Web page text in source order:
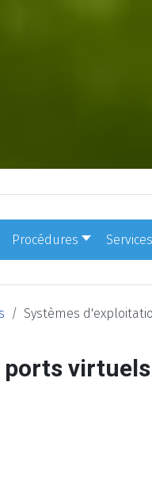
Procédures Services
Systèmes